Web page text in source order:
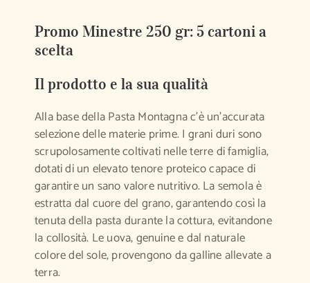
Promo Minestre 250 gr: 5 cartoni a
scelta
Il prodotto e la sua qualità
Alla base della Pasta Montagna c’è un’accurata
selezione delle materie prime. I grani duri sono
scrupolosamente coltivati nelle terre di famiglia,
dotati di un elevato tenore proteico capace di
garantire un sano valore nutritivo. La semola è
estratta dal cuore del grano, garantendo così la
tenuta della pasta durante la cottura, evitandone
la collosità. Le uova, genuine e dal naturale
colore del sole, provengono da galline allevate a
terra.